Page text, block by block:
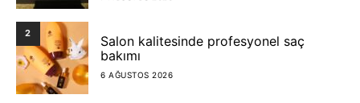
2
Salon kalitesinde profesyonel saç
bakımı
6 AĞUSTOS 2026